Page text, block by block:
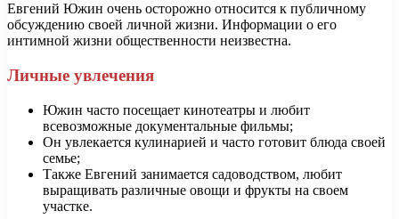
Евгений Южин очень осторожно относится к публичному
обсуждению своей личной жизни. Информации о его
интимной жизни общественности неизвестна.
Личные увлечения
Южин часто посещает кинотеатры и любит
всевозможные документальные фильмы;
Он увлекается кулинарией и часто готовит блюда своей
семье;
Также Евгений занимается садоводством, любит
выращивать различные овощи и фрукты на своем
участке.